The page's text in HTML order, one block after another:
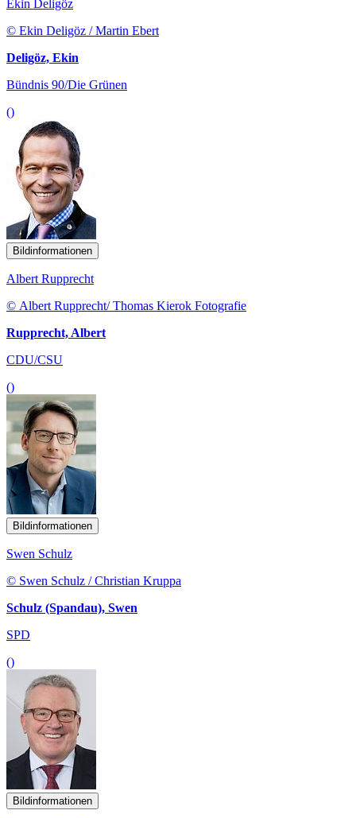
Ekin Deligöz
© Ekin Deligöz / Martin Ebert
Deligöz, Ekin
Bündnis 90/Die Grünen
()
Bildinformationen
Albert Rupprecht
© Albert Rupprecht/ Thomas Kierok Fotografie
Rupprecht, Albert
CDU/CSU
()
Bildinformationen
Swen Schulz
© Swen Schulz / Christian Kruppa
Schulz (Spandau), Swen
SPD
()
Bildinformationen